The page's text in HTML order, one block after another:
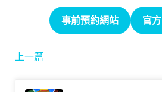
事前預約網站 官
上一篇